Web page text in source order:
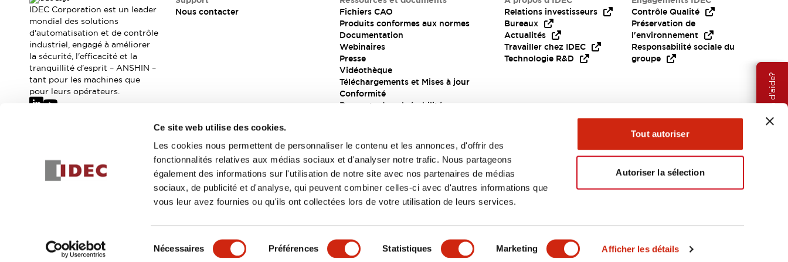
Ce site web utilise des cookies.
Les cookies nous permettent de personnaliser le contenu et les annonces, d'offrir des
fonctionnalités relatives aux médias sociaux et d'analyser notre trafic. Nous partageons
également des informations sur l'utilisation de notre site avec nos partenaires de médias
sociaux, de publicité et d'analyse, qui peuvent combiner celles-ci avec d'autres informations que
vous leur avez fournies ou qu'ils ont collectées lors de votre utilisation de leurs services.
du
Nécessaires Préférences Statistiques Marketing Afficher les détails
Tout autoriser
Autoriser la sélection
Où acheter
Distributeurs en ligne
Besoin d'aide?
DÉTAILS DU PRODUIT CARACTÉRISTIQUES CLÉS SPÉCIFICATIONS DOCUMENTS ET FICHIERS
IDEC Corporation est un leader
mondial des solutions
d'automatisation et de contrôle
industriel, engagé à améliorer
la sécurité, l'efficacité et la
tranquillité d'esprit – ANSHIN –
tant pour les machines que
pour leurs opérateurs.
Nous contacter
Fichiers CAO
Produits conformes aux normes
Documentation
Webinaires
Presse
Vidéothèque
Téléchargements et Mises à jour
Conformité
Rapports de vulnérabilité
Relations investisseurs
Bureaux
Actualités
Travailler chez IDEC
Technologie R&D
Contrôle Qualité
Préservation de
l'environnement
Responsabilité sociale du
groupe
Inscrivez-vous
Politique de confidentialitéConditions générales EMEA